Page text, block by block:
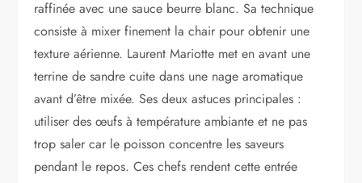
raffinée avec une sauce beurre blanc. Sa technique
consiste à mixer finement la chair pour obtenir une
texture aérienne. Laurent Mariotte met en avant une
terrine de sandre cuite dans une nage aromatique
avant d’être mixée. Ses deux astuces principales :
utiliser des œufs à température ambiante et ne pas
trop saler car le poisson concentre les saveurs
pendant le repos. Ces chefs rendent cette entrée